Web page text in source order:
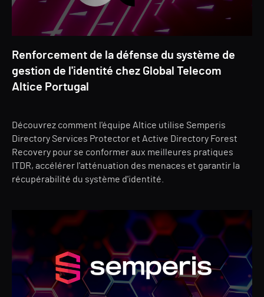
Renforcement de la défense du système de
gestion de l'identité chez Global Telecom
Altice Portugal
Découvrez comment l'équipe Altice utilise Semperis
Directory Services Protector et Active Directory Forest
Recovery pour se conformer aux meilleures pratiques
ITDR, accélérer l'atténuation des menaces et garantir la
récupérabilité du système d'identité.